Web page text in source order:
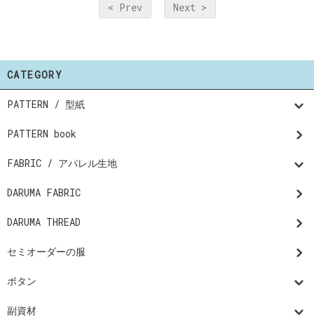
< Prev Next >
CATEGORY
PATTERN / 型紙
PATTERN book
FABRIC / アパレル生地
DARUMA FABRIC
DARUMA THREAD
セミオーダーの服
ボタン
副資材